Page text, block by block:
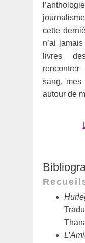
cette
n’ai
livres
sang, mes
autour de